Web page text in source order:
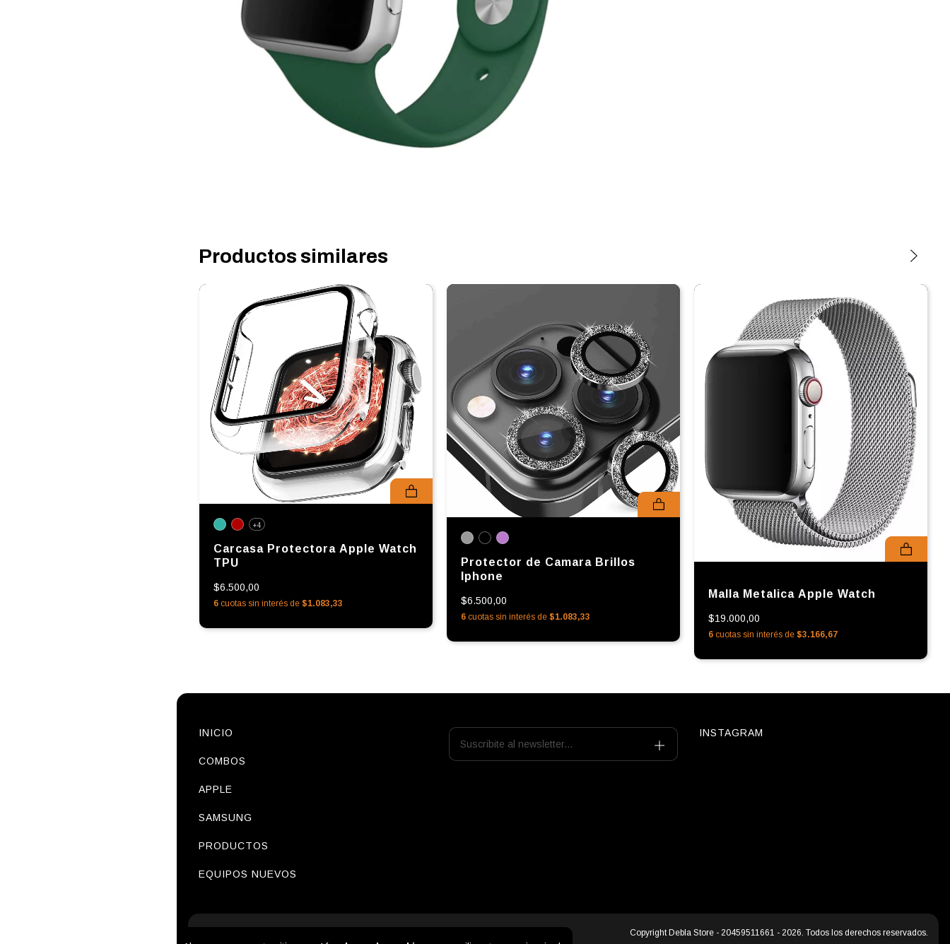
Productos similares
+4
Carcasa Protectora Apple Watch
TPU
$6.500,00
6 cuotas sin interés de $1.083,33
Protector de Camara Brillos
Iphone
$6.500,00
6 cuotas sin interés de $1.083,33
Malla Metalica Apple Watch
$19.000,00
6 cuotas sin interés de $3.166,67
INICIO
COMBOS
APPLE
SAMSUNG
PRODUCTOS
EQUIPOS NUEVOS
INSTAGRAM
Copyright Debla Store - 20459511661 - 2026. Todos los derechos reservados.